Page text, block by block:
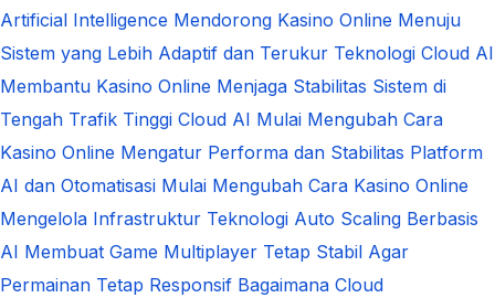
Artificial Intelligence Mendorong Kasino Online Menuju
Sistem yang Lebih Adaptif dan Terukur Teknologi Cloud AI
Membantu Kasino Online Menjaga Stabilitas Sistem di
Tengah Trafik Tinggi Cloud AI Mulai Mengubah Cara
Kasino Online Mengatur Performa dan Stabilitas Platform
AI dan Otomatisasi Mulai Mengubah Cara Kasino Online
Mengelola Infrastruktur Teknologi Auto Scaling Berbasis
AI Membuat Game Multiplayer Tetap Stabil Agar
Permainan Tetap Responsif Bagaimana Cloud